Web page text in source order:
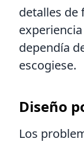
detalles de
dependía
escogiese.
Diseño
Los